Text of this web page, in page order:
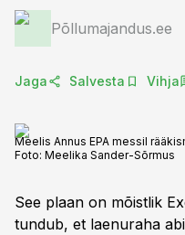
Põllumajandus.ee
Jaga Salvesta Vihja
Meelis Annus EPA messil
Foto: Meelika Sander-Sõrmus
See plaan on mõistlik
tundub, et laenuraha